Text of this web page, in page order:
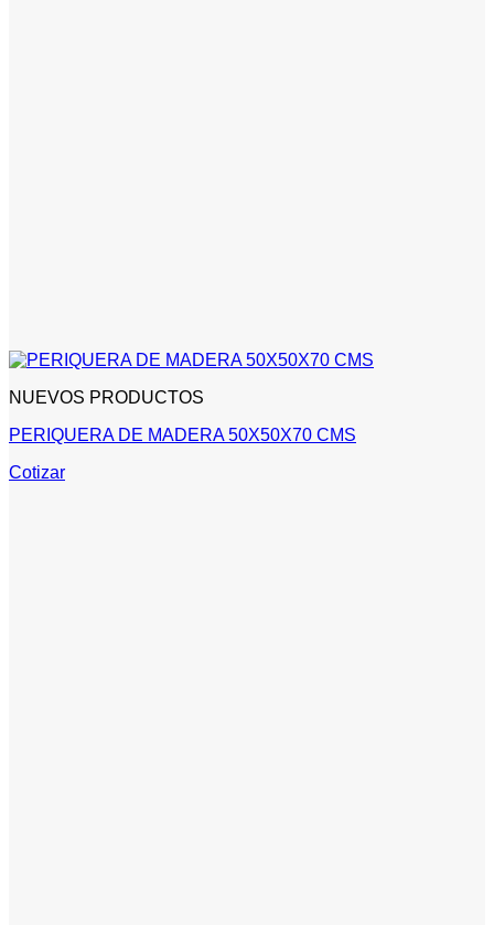
NUEVOS PRODUCTOS
PERIQUERA DE MADERA 50X50X70 CMS
Cotizar